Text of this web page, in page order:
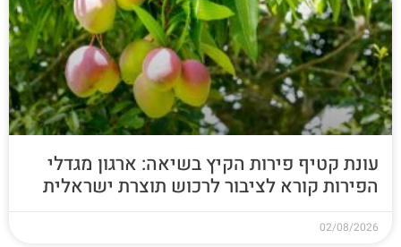
עונת קטיף פירות הקיץ בשיאה: ארגון מגדלי
הפירות קורא לציבור לרכוש תוצרת ישראלית
02/08/2026